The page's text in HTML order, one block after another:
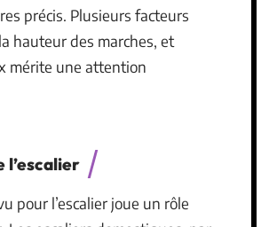
précis. Plusieurs facteurs
hauteur des marches, et
mérite une attention
l’escalier
pour l’escalier joue un rôle